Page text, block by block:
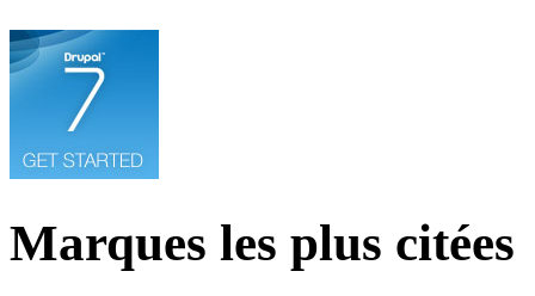
Marques les plus citées